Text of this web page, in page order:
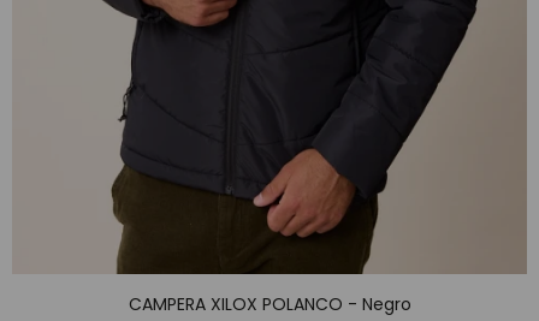
CAMPERA XILOX POLANCO - Negro